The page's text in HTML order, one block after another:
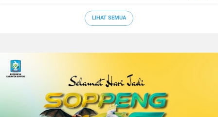
LIHAT SEMUA